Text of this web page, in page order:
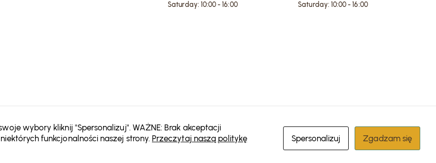
Saturday: 10:00 - 16:00
Saturday: 10:00 - 16:00
wybory kliknij "Spersonalizuj". WAŻNE: Brak akceptacji
funkcjonalności naszej strony. Przeczytaj naszą politykę
Spersonalizuj Zgadzam się